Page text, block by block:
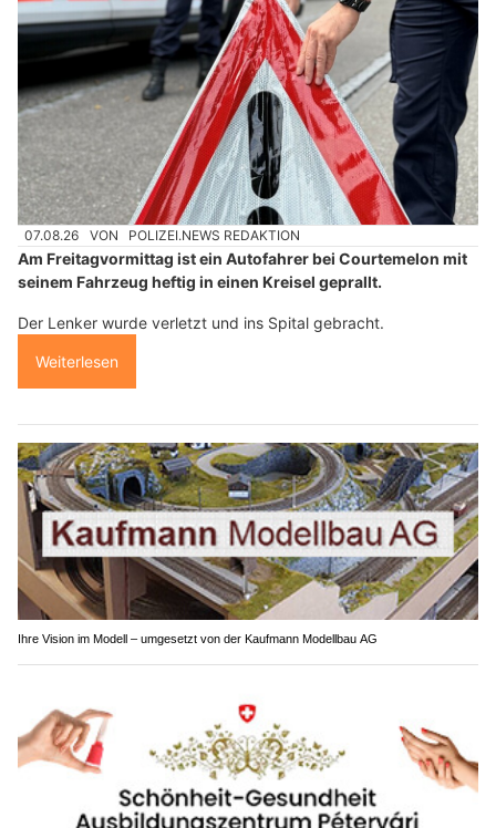
07.08.26 VON POLIZEI.NEWS REDAKTION
Am Freitagvormittag ist ein Autofahrer bei Courtemelon mit
seinem Fahrzeug heftig in einen Kreisel geprallt.
Der Lenker wurde verletzt und ins Spital gebracht.
Weiterlesen
Ihre Vision im Modell – umgesetzt von der Kaufmann Modellbau AG